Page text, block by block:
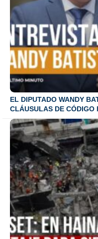
EL DIPUTADO WANDY
CLÁUSULAS DE CÓDIGO